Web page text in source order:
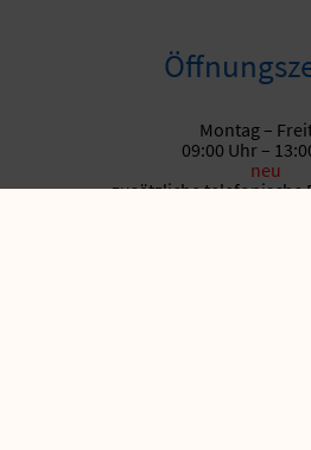
Montag –
09:00 Uhr –
neu
zusätzliche telefonische